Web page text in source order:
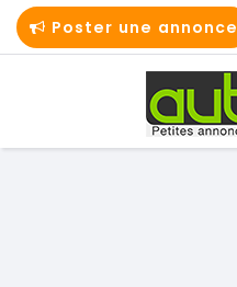
Poster une annonce